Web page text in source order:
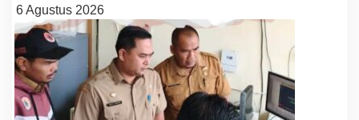
6 Agustus 2026